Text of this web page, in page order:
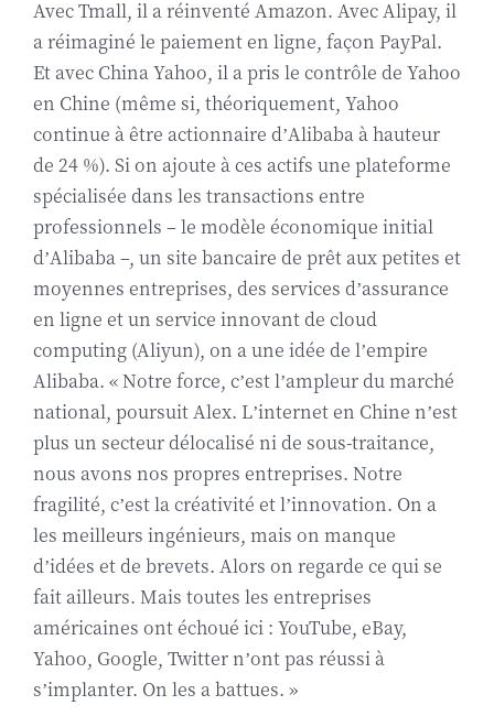
Avec Tmall, il a réinventé Amazon. Avec Alipay, il
a réimaginé le paiement en ligne, façon PayPal.
Et avec China Yahoo, il a pris le contrôle de Yahoo
en Chine (même si, théoriquement, Yahoo
continue à être actionnaire d’Alibaba à hauteur
de 24 %). Si on ajoute à ces actifs une plateforme
spécialisée dans les transactions entre
professionnels – le modèle économique initial
d’Alibaba –, un site bancaire de prêt aux petites et
moyennes entreprises, des services d’assurance
en ligne et un service innovant de cloud
computing (Aliyun), on a une idée de l’empire
Alibaba. « Notre force, c’est l’ampleur du marché
national, poursuit Alex. L’internet en Chine n’est
plus un secteur délocalisé ni de sous-traitance,
nous avons nos propres entreprises. Notre
fragilité, c’est la créativité et l’innovation. On a
les meilleurs ingénieurs, mais on manque
d’idées et de brevets. Alors on regarde ce qui se
fait ailleurs. Mais toutes les entreprises
américaines ont échoué ici : YouTube, eBay,
Yahoo, Google, Twitter n’ont pas réussi à
s’implanter. On les a battues. »